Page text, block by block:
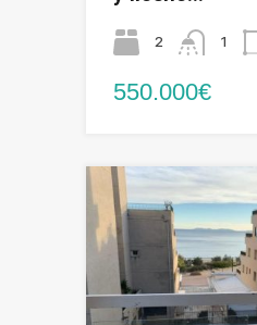
2 1
550.000€